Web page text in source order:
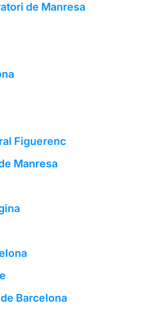
de Manresa
Figuerenc
Manresa
Barcelona